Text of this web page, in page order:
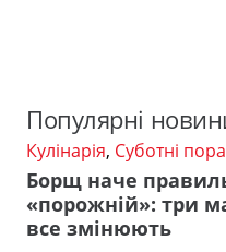
Популярні
Кулінарія, Суботні
Борщ наче
«порожній»: три
все змінюють